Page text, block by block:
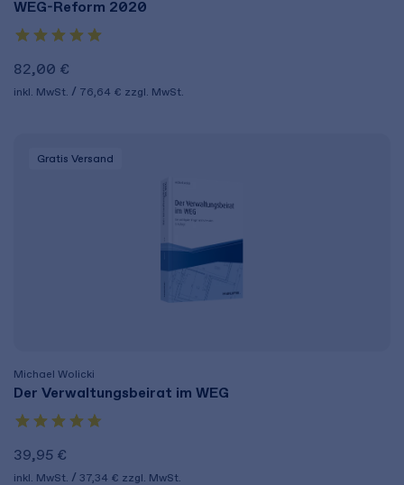
WEG-Reform 2020
82,00 €
inkl. MwSt. 76,64 € zzgl. MwSt.
Gratis Versand
Michael Wolicki
Der Verwaltungsbeirat im WEG
39,95 €
inkl. MwSt. 37,34 € zzgl. MwSt.